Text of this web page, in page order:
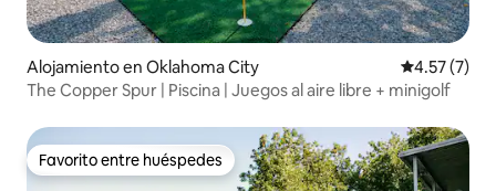
Alojamiento en Oklahoma City Calificación
4.57 (7)
The Copper Spur | Piscina | Juegos al aire libre + minigolf
Favorito entre huéspedes
Favorito entre huéspedes